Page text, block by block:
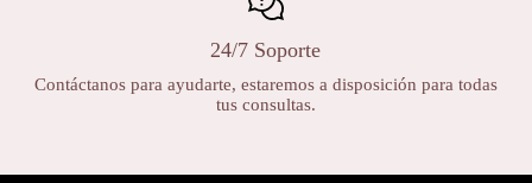
24/7 Soporte
Contáctanos para ayudarte, estaremos a disposición para todas
tus consultas.